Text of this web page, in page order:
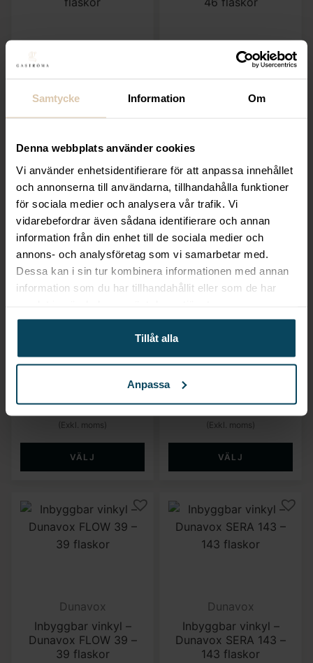
Samtycke Information Om
Denna webbplats använder cookies
Vi använder enhetsidentifierare för att anpassa innehållet
och annonserna till användarna, tillhandahålla funktioner
för sociala medier och analysera vår trafik. Vi
vidarebefordrar även sådana identifierare och annan
information från din enhet till de sociala medier och
annons- och analysföretag som vi samarbetar med.
Dessa kan i sin tur kombinera informationen med annan
information som du har tillhandahållit eller som de har
Tillåt alla
Anpassa
Dunavox SERA 58 – 58
(Exkl. moms)
VÄLJ
Dunavox
Dunavox FLOW 46 –
VÄLJ
Inbyggbar vinkyl –
Dunavox FLOW 9 – 9
8 632kr
(Exkl. moms)
VÄLJ
Inbyggbar vinkyl –
Dunavox SERA 40 – 40
19 192kr
(Exkl. moms)
VÄLJ
Dunavox
Inbyggbar vinkyl –
Dunavox FLOW 39 –
39 flaskor
Dunavox
Inbyggbar vinkyl –
Dunavox SERA 143 –
143 flaskor